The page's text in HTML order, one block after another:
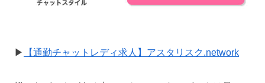
▶ 【通勤チャットレディ求人】アスタリスク.network